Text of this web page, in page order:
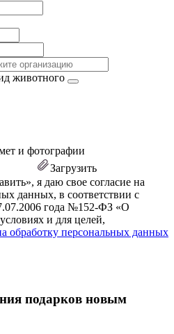
животного
и фотографии
Загрузить
я даю свое согласие на
данных, в соответствии с
года №152-ФЗ «О
и для целей,
обработку персональных данных
подарков новым